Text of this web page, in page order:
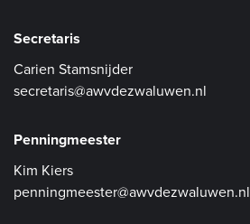
Secretaris
Carien Stamsnijder
secretaris@awvdezwaluwen.nl
Penningmeester
Kim Kiers
penningmeester@awvdezwaluwen.nl